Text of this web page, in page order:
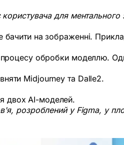
користувача для
бачити на зображенні.
обробки моделлю.
Midjourney та Dalle2.
двох AI-моделей.
розроблений у Figma, у